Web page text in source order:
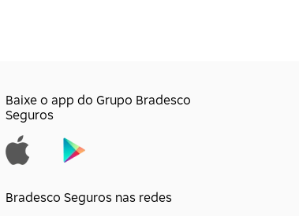
Baixe o app do Grupo Bradesco
Seguros
Bradesco Seguros nas redes